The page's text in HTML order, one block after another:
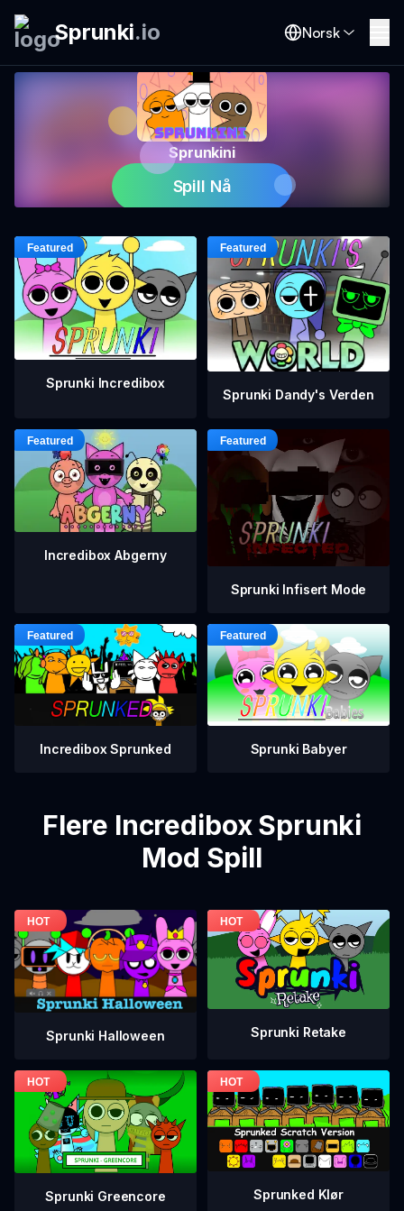
Sprunki.io Norsk
Sprunkini
Spill Nå
Sprunki Incredibox
Sprunki Dandy's Verden
Incredibox Abgerny
Sprunki Infisert Mode
Incredibox Sprunked Sprunki Babyer
Flere Incredibox Sprunki
Mod Spill
Sprunki Halloween Sprunki Retake
Sprunki Greencore Sprunked Klør